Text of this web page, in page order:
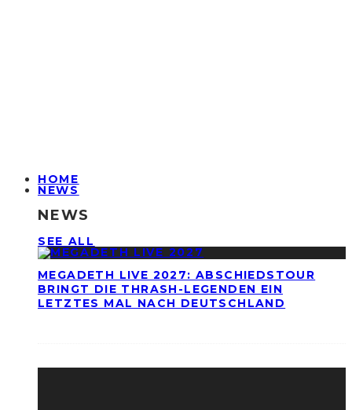
HOME
NEWS
NEWS
SEE ALL
MEGADETH LIVE 2027: ABSCHIEDSTOUR
BRINGT DIE THRASH-LEGENDEN EIN
LETZTES MAL NACH DEUTSCHLAND